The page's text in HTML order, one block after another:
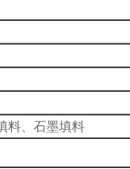
料、石墨填料